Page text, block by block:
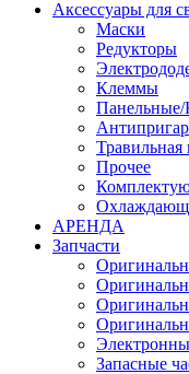
Аксессуары для
Маски
Редукторы
Клеммы
Панельные/
Травильная
Прочее
АРЕНДА
Запчасти
Запасные